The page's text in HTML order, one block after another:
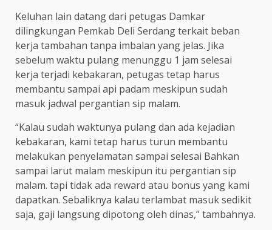
Keluhan lain datang dari petugas Damkar
dilingkungan Pemkab Deli Serdang terkait beban
kerja tambahan tanpa imbalan yang jelas. Jika
sebelum waktu pulang menunggu 1 jam selesai
kerja terjadi kebakaran, petugas tetap harus
membantu sampai api padam meskipun sudah
masuk jadwal pergantian sip malam.
“Kalau sudah waktunya pulang dan ada kejadian
kebakaran, kami tetap harus turun membantu
melakukan penyelamatan sampai selesai Bahkan
sampai larut malam meskipun itu pergantian sip
malam. tapi tidak ada reward atau bonus yang kami
dapatkan. Sebaliknya kalau terlambat masuk sedikit
saja, gaji langsung dipotong oleh dinas,” tambahnya.